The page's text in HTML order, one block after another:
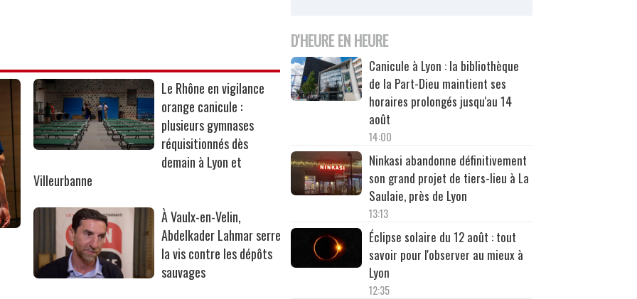
Le Rhône en vigilance
orange canicule :
plusieurs gymnases
réquisitionnés dès
demain à Lyon et
Villeurbanne
À Vaulx-en-Velin,
Abdelkader Lahmar serre
la vis contre les dépôts
sauvages
D'HEURE EN HEURE
Canicule à Lyon : la bibliothèque
de la Part-Dieu maintient ses
horaires prolongés jusqu'au 14
août
14:00
Ninkasi abandonne définitivement
son grand projet de tiers-lieu à La
Saulaie, près de Lyon
13:13
Éclipse solaire du 12 août : tout
savoir pour l'observer au mieux à
Lyon
12:35